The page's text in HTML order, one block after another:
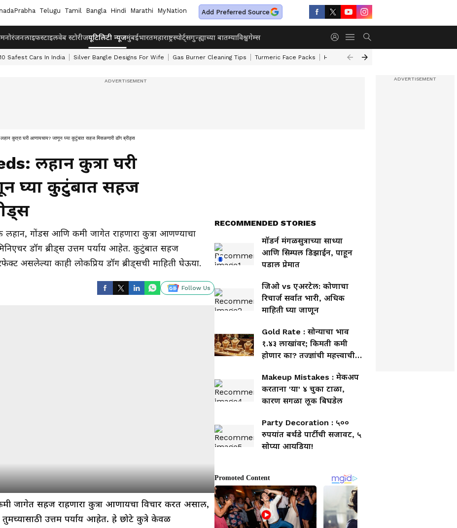
Telugu Tamil Bangla Hindi Marathi MyNation Add Preferred Source
मनोरंजनलाइफस्टाइलवेब स्टोरीजयूटिलिटी न्यूजमुंबईभारतमहाराष्ट्रस्पोर्ट्सगुन्ह्याच्या बातम्याविश्वगेम्स
Safest Cars In India Silver Bangle Designs For Wife Gas Burner Cleaning Tips Turmeric Face Packs Home Cleaning Tips
कुत्रा घरी आणायचाय? जाणून घ्या कुटुंबात सहज मिसळणारी डॉग ब्रीड्स
लहान कुत्रा घरी
घ्या कुटुंबात सहज
गोंडस आणि कमी जागेत राहणारा कुत्रा आणण्याचा
डॉग ब्रीड्स उत्तम पर्याय आहेत. कुटुंबात सहज
असलेल्या काही लोकप्रिय डॉग ब्रीड्सची माहिती घेऊया.
Follow Us
जागेत सहज राहणारा कुत्रा आणायचा विचार करत असाल,
उत्तम पर्याय आहेत. हे छोटे कुत्रे केवळ
RECOMMENDED STORIES
मॉडर्न मंगळसुत्राच्या साध्या
आणि सिम्पल डिझाईन, पाहून
पडाल प्रेमात
जिओ vs एअरटेल: कोणाचा
रिचार्ज सर्वात भारी, अधिक
माहिती घ्या जाणून
Gold Rate : सोन्याचा भाव
१.४३ लाखांवर; किमती कमी
होणार का? तज्ज्ञांची महत्त्वाची
Makeup Mistakes : मेकअप
करताना 'या' ४ चुका टाळा,
कारण सगळा लूक बिघडेल
Party Decoration : ५००
रुपयांत बर्थडे पार्टीची सजावट, ५
सोप्या आयडिया!